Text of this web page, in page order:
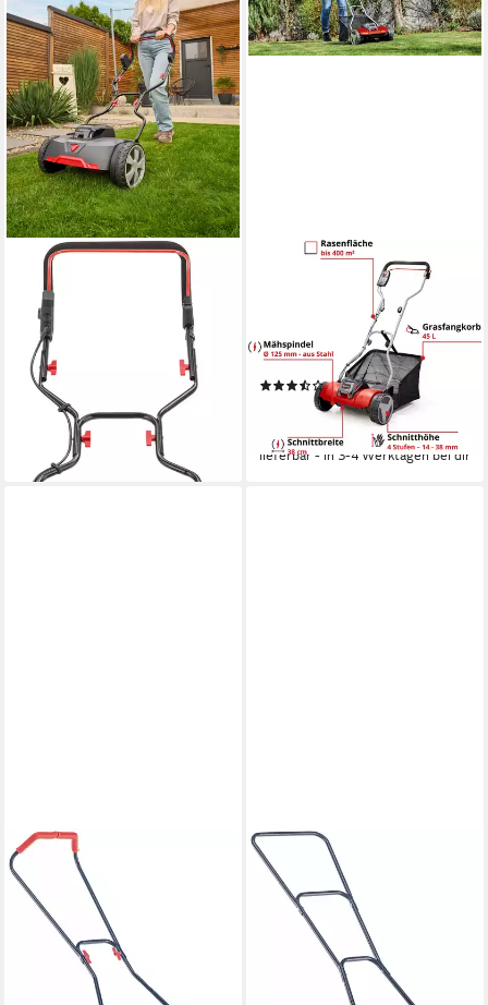
AL-KO
Spindelmäher Razor Cut 38.6
Li HM COMFORT (ohne Akku
und Ladegerät), 38 cm
Schnittbreite
149,90 €
lieferbar - in 2-3 Werktagen bei dir
Akkurasenmäher
Spindelmäher GE-HM 18/38
Li-Solo, 38 cm Schnittbreite,
ohne Akku und Ladegerät
(8)
136,68 € UVP176,95 €
-23%
lieferbar - in 3-4 Werktagen bei dir